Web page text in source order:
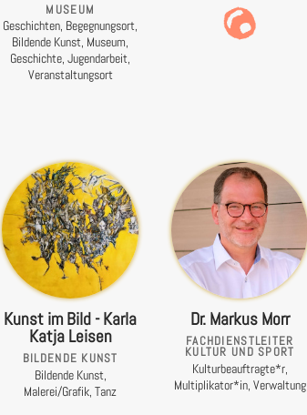
MUSEUM
Geschichten, Begegnungsort,
Bildende Kunst, Museum,
Geschichte, Jugendarbeit,
Veranstaltungsort
Kunst im Bild - Karla
Katja Leisen
BILDENDE KUNST
Bildende Kunst,
Malerei/Grafik, Tanz
Dr. Markus Morr
FACHDIENSTLEITER
KULTUR UND SPORT
Kulturbeauftragte*r,
Multiplikator*in, Verwaltung